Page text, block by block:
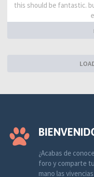
this should be fantastic.
¿Acabas de
foro y comparte
mano las